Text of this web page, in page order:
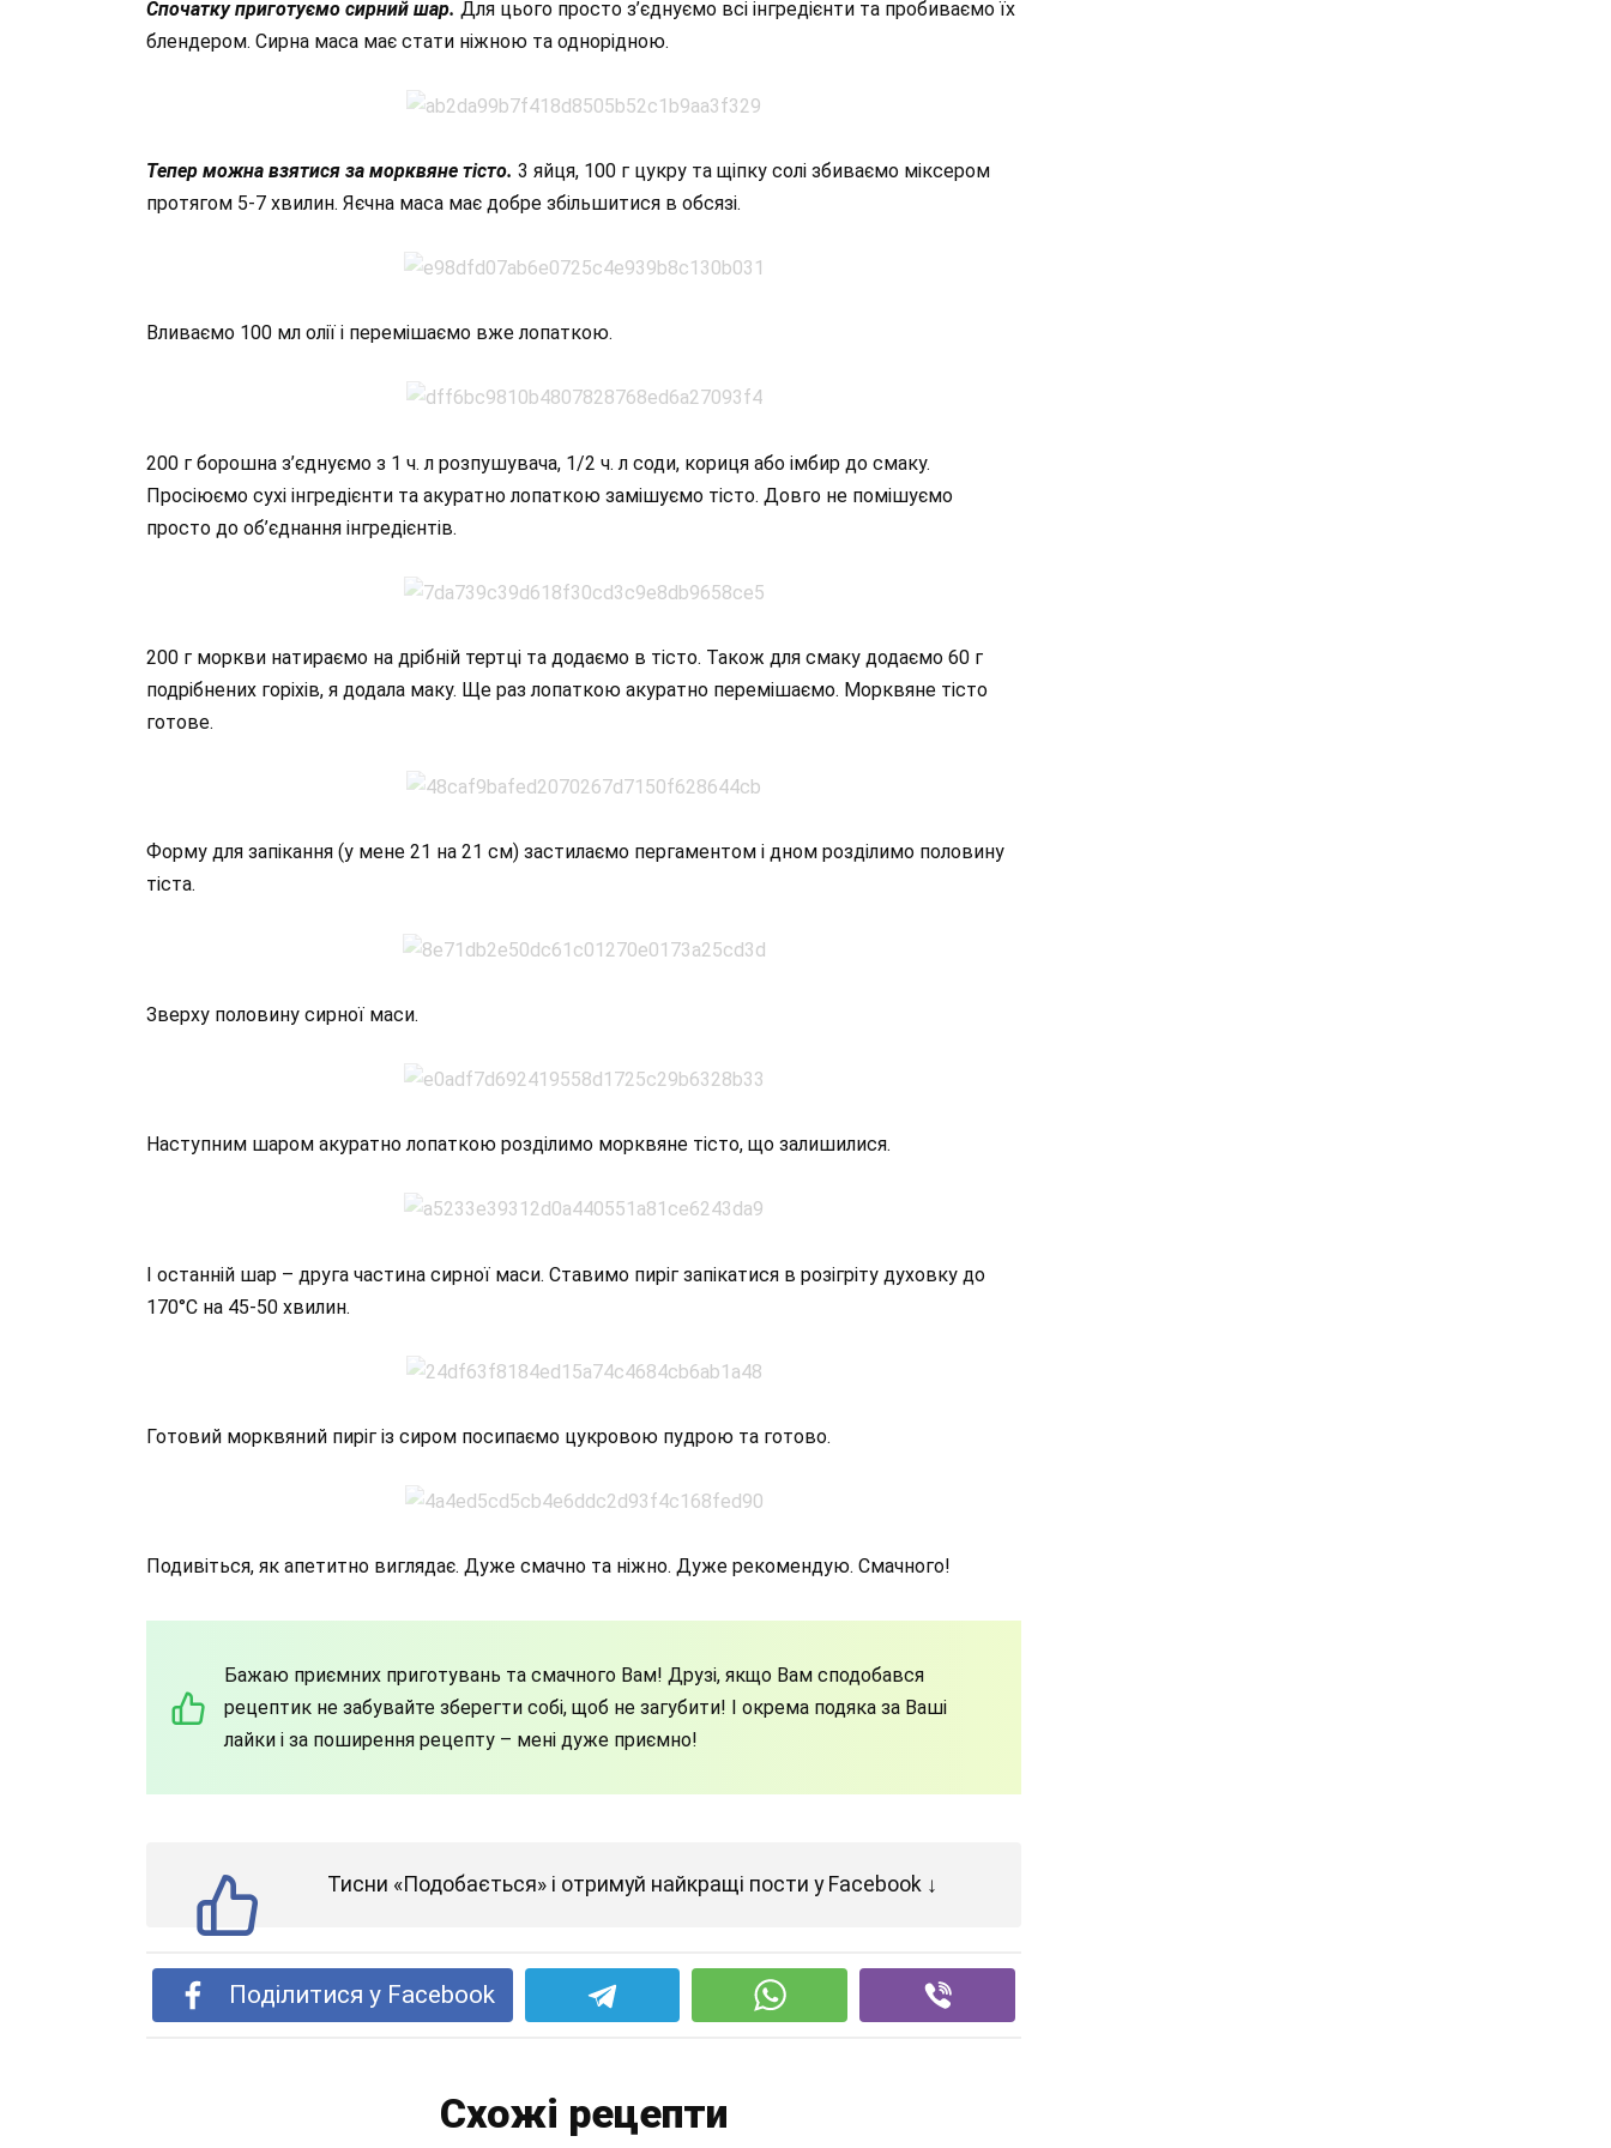
Спочатку приготуємо сирний шар. Для цього просто з’єднуємо всі інгредієнти та пробиваємо їх
блендером. Сирна маса має стати ніжною та однорідною.
Тепер можна взятися за морквяне тісто. 3 яйця, 100 г цукру та щіпку солі збиваємо міксером
протягом 5-7 хвилин. Яєчна маса має добре збільшитися в обсязі.
Вливаємо 100 мл олії і перемішаємо вже лопаткою.
200 г борошна з’єднуємо з 1 ч. л розпушувача, 1/2 ч. л соди, кориця або імбир до смаку.
Просіюємо сухі інгредієнти та акуратно лопаткою замішуємо тісто. Довго не помішуємо
просто до об’єднання інгредієнтів.
200 г моркви натираємо на дрібній тертці та додаємо в тісто. Також для смаку додаємо 60 г
подрібнених горіхів, я додала маку. Ще раз лопаткою акуратно перемішаємо. Морквяне тісто
готове.
Форму для запікання (у мене 21 на 21 см) застилаємо пергаментом і дном розділимо половину
тіста.
Зверху половину сирної маси.
Наступним шаром акуратно лопаткою розділимо морквяне тісто, що залишилися.
І останній шар – друга частина сирної маси. Ставимо пиріг запікатися в розігріту духовку до
170°С на 45-50 хвилин.
Готовий морквяний пиріг із сиром посипаємо цукровою пудрою та готово.
Подивіться, як апетитно виглядає. Дуже смачно та ніжно. Дуже рекомендую. Смачного!
Бажаю приємних приготувань та смачного Вам! Друзі, якщо Вам сподобався
рецептик не забувайте зберегти собі, щоб не загубити! І окрема подяка за Ваші
лайки і за поширення рецепту – мені дуже приємно!
Тисни «Подобається» і отримуй найкращі пости у Facebook ↓
Поділитися у Facebook
Схожі рецепти